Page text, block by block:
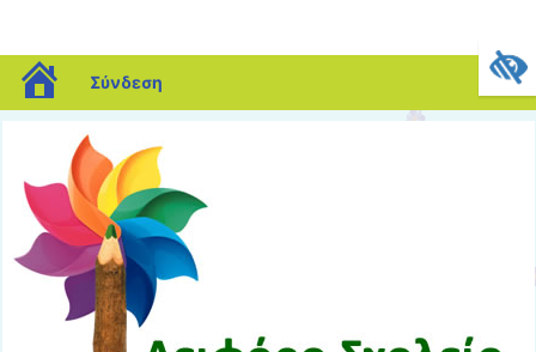
blogs.sch.gr
Σύνδεση